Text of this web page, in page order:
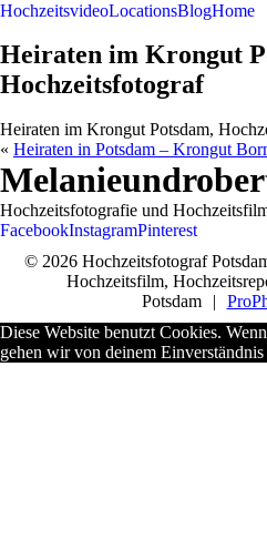
HochzeitsvideoLocationsBlogHome
Heiraten im Krongut
Hochzeitsfotograf
Heiraten im Krongut Potsdam,
« Heiraten in Potsdam – Krongut
Hochzeitsfotografie und
FacebookInstagramPinterest
© 2026 Hochzeitsfotograf
Hochzeitsfilm,
Potsdam
|
Diese Website benutzt Cookies.
gehen wir von deinem Einverständnis